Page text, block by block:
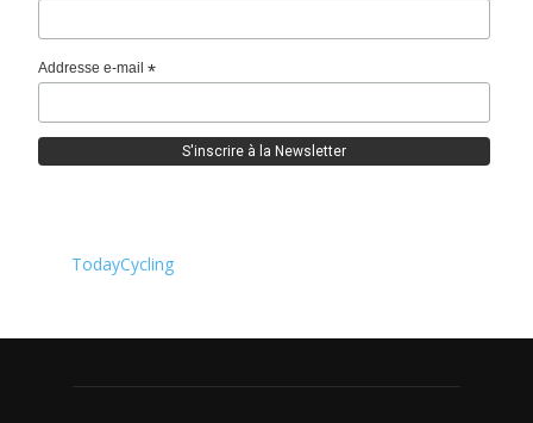
Addresse e-mail*
TodayCycling